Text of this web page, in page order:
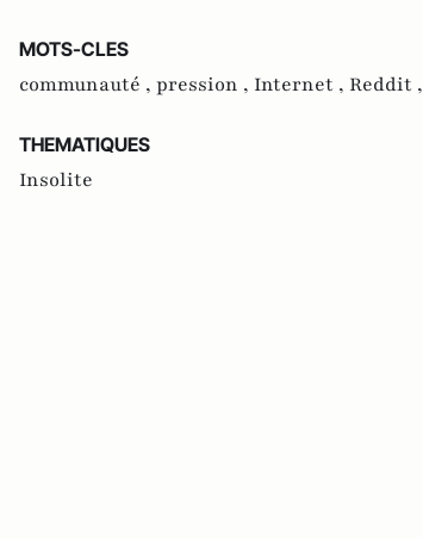
MOTS-CLES
communauté , pression , Internet , Reddit ,
THEMATIQUES
Insolite